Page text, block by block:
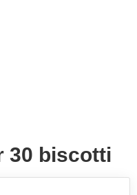
30 biscotti